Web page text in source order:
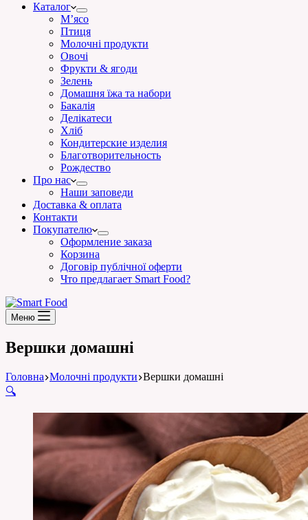
Каталог
М’ясо
Птиця
Молочні продукти
Овочі
Фрукти & ягоди
Зелень
Домашня їжа та набори
Бакалія
Делікатеси
Хліб
Кондитерские изделия
Благотворительность
Рождество
Про нас
Наши заповеди
Доставка & оплата
Контакти
Покупателю
Оформление заказа
Корзина
Договір публічної оферти
Что предлагает Smart Food?
Меню
Вершки домашні
Головна Молочні продукти Вершки домашні
🔍